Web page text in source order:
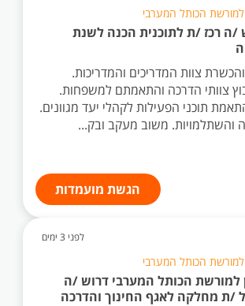
הכותל המערבי
/ה רכז /ת לתוכנית הכנה לשנת
והכשרת צוות המדריכים והמדריכות.
צוותי הדרכה והתאמתם למשפחות.
תוכני הפעילות לקהלי יעד מגוונים.
והשתלמויות. משוב מעקב ובק...
הגשת מועמדות
לפני 3 ימים
הכותל המערבי
למורשת הכותל המערבי דרוש /ה
/ת מחלקה לאגף החינוך והדרכה